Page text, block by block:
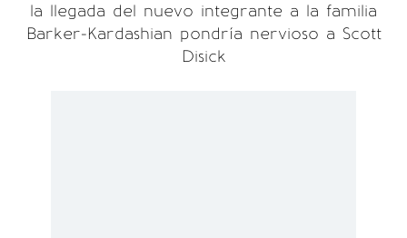
la llegada del nuevo integrante a la familia
Barker-Kardashian pondría nervioso a Scott
Disick